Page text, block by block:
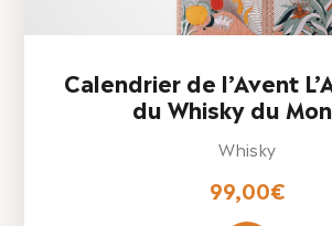
Calendrier de l’Avent
du Whisky du
Whisky
99,00€